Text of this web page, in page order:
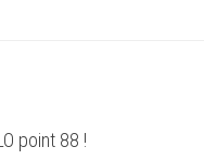
point 88 !